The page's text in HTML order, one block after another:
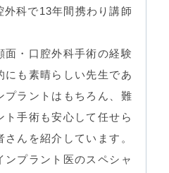
科で13年間携わり講師
面・口腔外科手術の経験
にも素晴らしい先生であ
プラントはもちろん、難
ト手術も安心して任せら
んを紹介しています。
ンプラント医のスペシャ